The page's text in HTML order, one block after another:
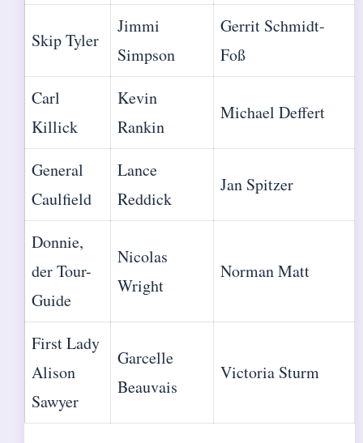
Skip Tyler
Jimmi
Simpson
Gerrit Schmidt-
Foß
Carl
Killick
Kevin
Rankin
Michael Deffert
General
Caulfield
Lance
Reddick
Jan Spitzer
Donnie,
der Tour-
Guide
Nicolas
Wright
Norman Matt
First Lady
Alison
Sawyer
Garcelle
Beauvais
Victoria Sturm